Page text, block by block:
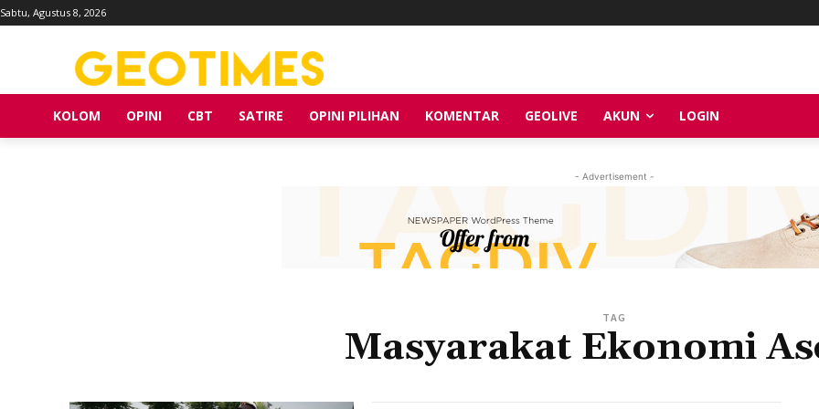
Sabtu, Agustus 8, 2026
KOLOM OPINI CBT SATIRE OPINI PILIHAN KOMENTAR GEOLIVE AKUN LOGIN
- Advertisement -
TAG
Masyarakat Ekonomi